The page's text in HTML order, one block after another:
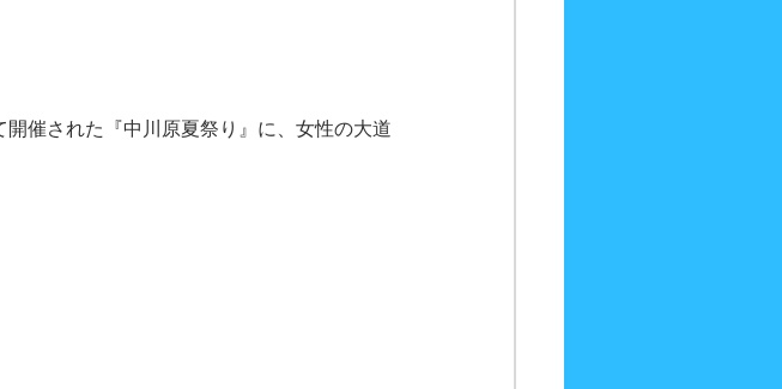
催された『中川原夏祭り』に、女性の大道